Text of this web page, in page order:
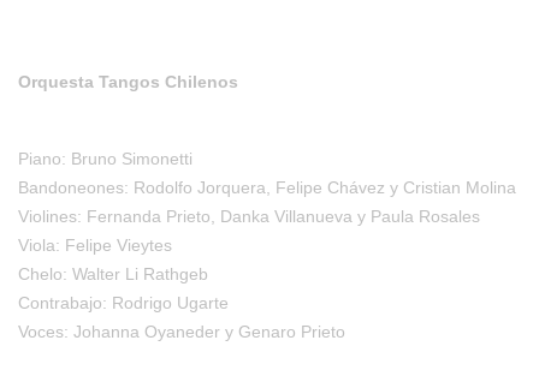
Orquesta Tangos Chilenos
Piano: Bruno Simonetti
Bandoneones: Rodolfo Jorquera, Felipe Chávez y Cristian Molina
Violines: Fernanda Prieto, Danka Villanueva y Paula Rosales
Viola: Felipe Vieytes
Chelo: Walter Li Rathgeb
Contrabajo: Rodrigo Ugarte
Voces: Johanna Oyaneder y Genaro Prieto